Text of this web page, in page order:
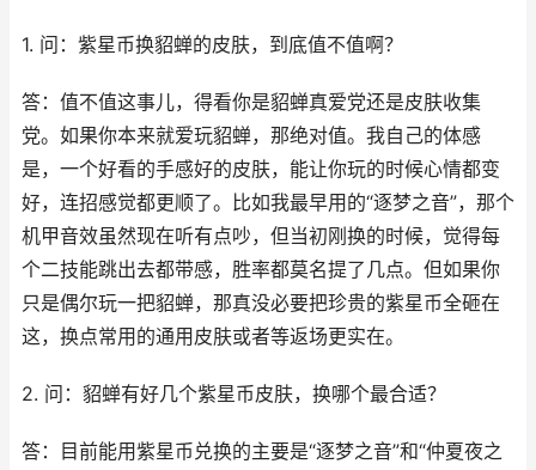
1. 问：紫星币换貂蝉的皮肤，到底值不值啊？
答：值不值这事儿，得看你是貂蝉真爱党还是皮肤收集
党。如果你本来就爱玩貂蝉，那绝对值。我自己的体感
是，一个好看的手感好的皮肤，能让你玩的时候心情都变
好，连招感觉都更顺了。比如我最早用的“逐梦之音”，那个
机甲音效虽然现在听有点吵，但当初刚换的时候，觉得每
个二技能跳出去都带感，胜率都莫名提了几点。但如果你
只是偶尔玩一把貂蝉，那真没必要把珍贵的紫星币全砸在
这，换点常用的通用皮肤或者等返场更实在。
2. 问：貂蝉有好几个紫星币皮肤，换哪个最合适？
答：目前能用紫星币兑换的主要是“逐梦之音”和“仲夏夜之